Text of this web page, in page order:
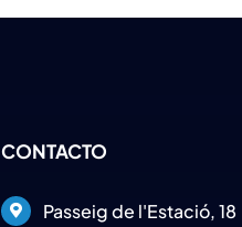
CONTACTO
Passeig de l'Estació, 18